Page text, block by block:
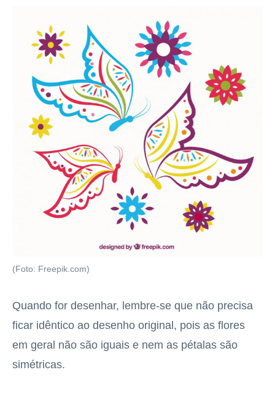
(Foto: Freepik.com)
Quando for desenhar, lembre-se que não precisa
ficar idêntico ao desenho original, pois as flores
em geral não são iguais e nem as pétalas são
simétricas.